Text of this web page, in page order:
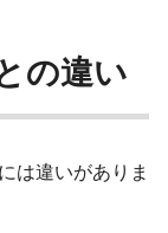
の違い
は違いがありま